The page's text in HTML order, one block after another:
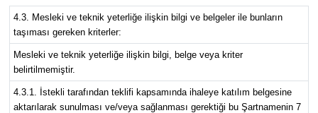
4.3. Mesleki ve teknik yeterliğe ilişkin bilgi ve belgeler ile bunların
taşıması gereken kriterler:
Mesleki ve teknik yeterliğe ilişkin bilgi, belge veya kriter
belirtilmemiştir.
4.3.1. İstekli tarafından teklifi kapsamında ihaleye katılım belgesine
aktarılarak sunulması ve/veya sağlanması gerektiği bu Şartnamenin 7